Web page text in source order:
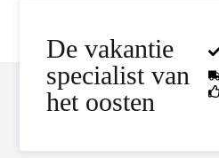
De vakantie
specialist van
het oosten